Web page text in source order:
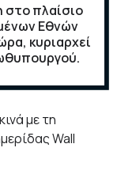
στο πλαίσιο
Εθνών
κυριαρχεί
με τη
Wall